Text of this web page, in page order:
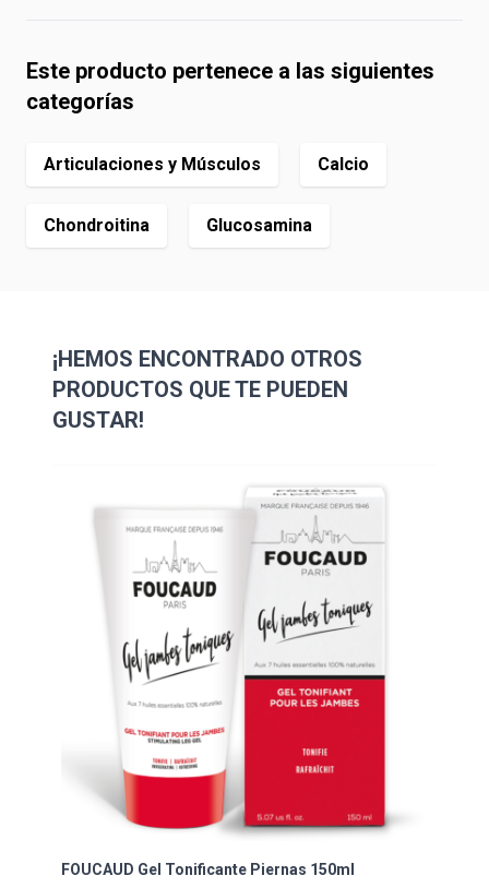
Este producto pertenece a las siguientes
categorías
Articulaciones y Músculos Calcio
Chondroitina Glucosamina
¡HEMOS ENCONTRADO OTROS
PRODUCTOS QUE TE PUEDEN
GUSTAR!
FOUCAUD Gel Tonificante Piernas 150ml